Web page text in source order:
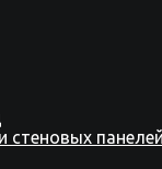
стеновых